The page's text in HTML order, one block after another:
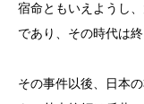
宿命ともいえようし
であり、その時代は
その事件以後、日本